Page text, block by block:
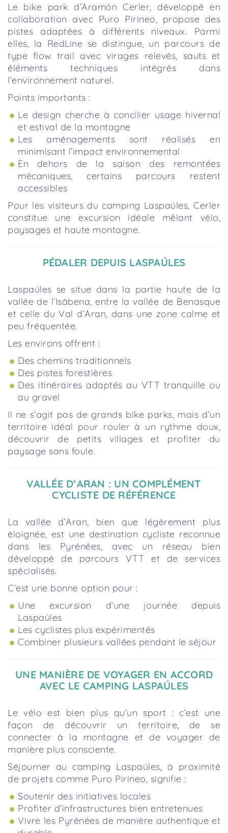
Le bike park d’Aramón Cerler, développé en
collaboration avec Puro Pirineo, propose des
pistes adaptées à différents niveaux. Parmi
elles, la RedLine se distingue, un parcours de
type flow trail avec virages relevés, sauts et
éléments techniques intégrés dans
l’environnement naturel.
Points importants :
Le design cherche à concilier usage hivernal
et estival de la montagne
Les aménagements sont réalisés en
minimisant l’impact environnemental
En dehors de la saison des remontées
mécaniques, certains parcours restent
accessibles
Pour les visiteurs du camping Laspaúles, Cerler
constitue une excursion idéale mêlant vélo,
paysages et haute montagne.
PÉDALER DEPUIS LASPAÚLES
Laspaúles se situe dans la partie haute de la
vallée de l’Isábena, entre la vallée de Benasque
et celle du Val d’Aran, dans une zone calme et
peu fréquentée.
Les environs offrent :
Des chemins traditionnels
Des pistes forestières
Des itinéraires adaptés au VTT tranquille ou
au gravel
Il ne s’agit pas de grands bike parks, mais d’un
territoire idéal pour rouler à un rythme doux,
découvrir de petits villages et profiter du
paysage sans foule.
VALLÉE D’ARAN : UN COMPLÉMENT
CYCLISTE DE RÉFÉRENCE
La vallée d’Aran, bien que légèrement plus
éloignée, est une destination cycliste reconnue
dans les Pyrénées, avec un réseau bien
développé de parcours VTT et de services
spécialisés.
C’est une bonne option pour :
Une excursion d’une journée depuis
Laspaúles
Les cyclistes plus expérimentés
Combiner plusieurs vallées pendant le séjour
UNE MANIÈRE DE VOYAGER EN ACCORD
AVEC LE CAMPING LASPAÚLES
Le vélo est bien plus qu’un sport : c’est une
façon de découvrir un territoire, de se
connecter à la montagne et de voyager de
manière plus consciente.
Séjourner au camping Laspaúles, à proximité
de projets comme Puro Pirineo, signifie :
Soutenir des initiatives locales
Profiter d’infrastructures bien entretenues
Vivre les Pyrénées de manière authentique et